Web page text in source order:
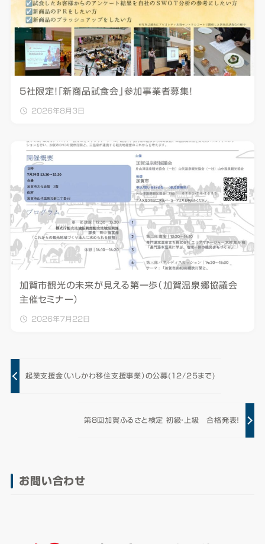
5社限定！「新商品試食会」参加事業者募集！
2026年8月3日
加賀市観光の未来が見える第一歩（加賀温泉郷協議会
主催セミナー）
2026年7月22日
起業支援金（いしかわ移住支援事業）の公募(12/25まで)
第8回加賀ふるさと検定 初級・上級 合格発表！
お問い合わせ